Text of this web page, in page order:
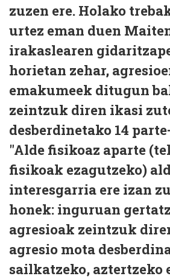
zuzen ere. Holako
urtez eman duen
irakaslearen
horietan zehar,
emakumeek ditugun
zeintzuk diren ikasi
desberdinetako 14
"Alde fisikoaz aparte
fisikoak ezagutzeko)
interesgarria ere izan
honek: inguruan
agresioak zeintzuk
agresio mota
sailkatzeko, aztertzeko